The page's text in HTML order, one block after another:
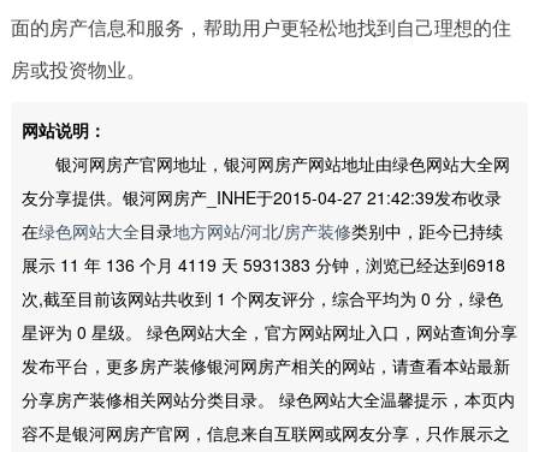
面的房产信息和服务，帮助用户更轻松地找到自己理想的住
房或投资物业。
网站说明：
银河网房产官网地址，银河网房产网站地址由绿色网站大全网
友分享提供。银河网房产_INHE于2015-04-27 21:42:39发布收录
在绿色网站大全目录地方网站/河北/房产装修类别中，距今已持续
展示 11 年 136 个月 4119 天 5931383 分钟，浏览已经达到6918
次,截至目前该网站共收到 1 个网友评分，综合平均为 0 分，绿色
星评为 0 星级。 绿色网站大全，官方网站网址入口，网站查询分享
发布平台，更多房产装修银河网房产相关的网站，请查看本站最新
分享房产装修相关网站分类目录。 绿色网站大全温馨提示，本页内
容不是银河网房产官网，信息来自互联网或网友分享，只作展示之